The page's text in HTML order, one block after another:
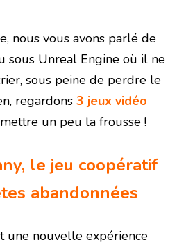
nous vous avons parlé de
sous Unreal Engine où il ne
sous peine de perdre le
regardons 3 jeux vidéo
un peu la frousse !
le jeu coopératif
abandonnées
une nouvelle expérience